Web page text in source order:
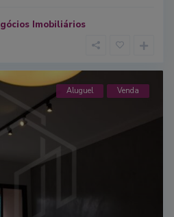
Imobiliários
Aluguel Venda